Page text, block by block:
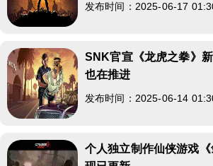
发布时间：2025-06-17
SNK官宣《龙虎之拳》
也在推进
发布时间：2025-06-14
个人独立制作仙侠游戏